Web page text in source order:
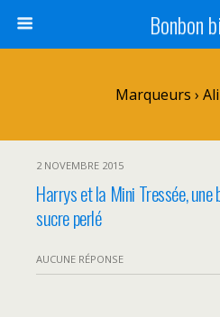
Bonbon
Marqueurs ›
2 NOVEMBRE 2015
Harrys et la Mini Tressée, une
sucre perlé
AUCUNE RÉPONSE